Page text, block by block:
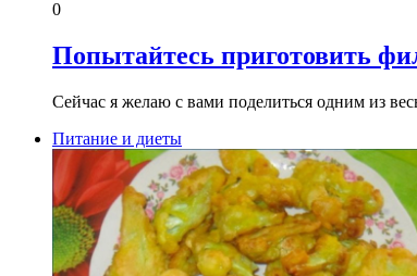
0
Попытайтесь приготовить
Сейчас я желаю с вами поделиться одним из
Питание и диеты